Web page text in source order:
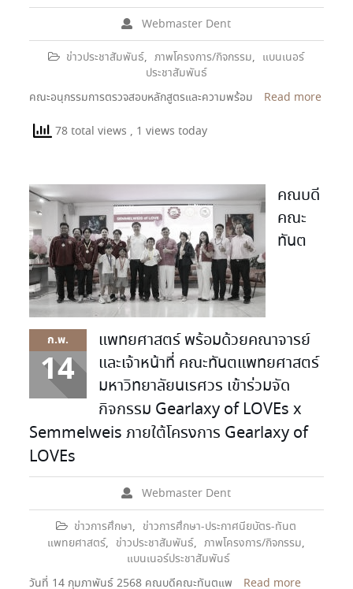
Webmaster Dent
ข่าวประชาสัมพันธ์, ภาพโครงการ/กิจกรรม, แบนเนอร์
ประชาสัมพันธ์
คณะอนุกรรมการตรวจสอบหลักสูตรและความพร้อม
Read more
78 total views , 1 views today
ก.พ.
14
คณบดี
คณะ
ทันต
แพทยศาสตร์ พร้อมด้วยคณาจารย์
และเจ้าหน้าที่ คณะทันตแพทยศาสตร์
มหาวิทยาลัยนเรศวร เข้าร่วมจัด
กิจกรรม Gearlaxy of LOVEs x
Semmelweis ภายใต้โครงการ Gearlaxy of
LOVEs
Webmaster Dent
ข่าวการศึกษา, ข่าวการศึกษา-ประกาศนียบัตร-ทันต
แพทยศาสตร์, ข่าวประชาสัมพันธ์, ภาพโครงการ/กิจกรรม,
แบนเนอร์ประชาสัมพันธ์
วันที่ 14 กุมภาพันธ์ 2568 คณบดีคณะทันตแพ
Read more